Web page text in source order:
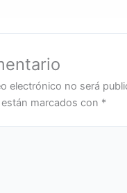
electrónico no será
marcados con *